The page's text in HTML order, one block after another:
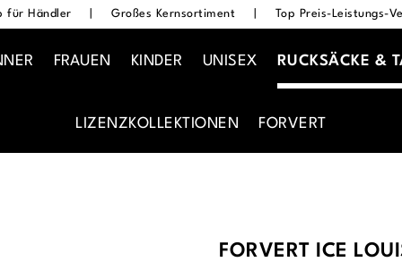
für Händler Großes Kernsortiment Top Preis-Leistungs-
FRAUEN KINDER UNISEX RUCKSÄCKE &
LIZENZKOLLEKTIONEN FORVERT
FORVERT ICE